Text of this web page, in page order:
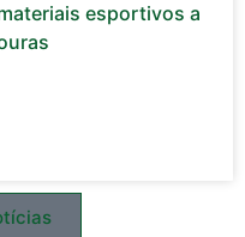
esportivos a